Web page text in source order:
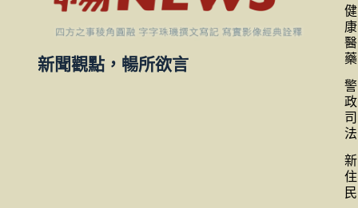
新聞觀點，暢所欲言
健
康
醫
藥
警
政
司
法
新
住
民